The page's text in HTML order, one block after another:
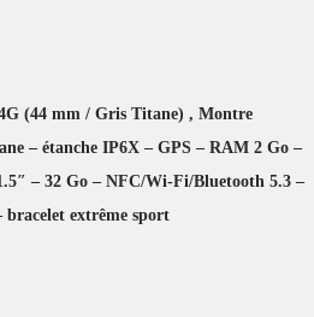
(44 mm / Gris Titane) , Montre
– étanche IP6X – GPS – RAM 2 Go –
– 32 Go – NFC/Wi-Fi/Bluetooth 5.3 –
extrême sport